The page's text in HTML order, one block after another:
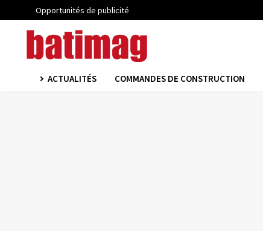
Opportunités de publicité
ACTUALITÉS COMMANDES DE CONSTRUCTION